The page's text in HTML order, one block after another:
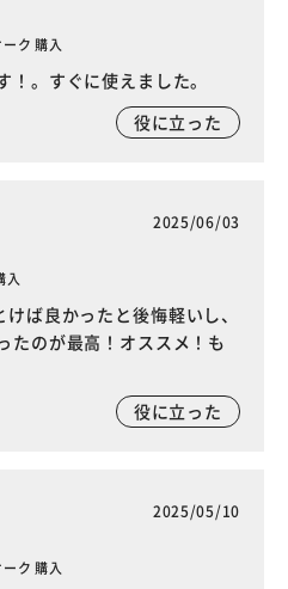
ク 購入
。すぐに使えました。
役に立った
2025/06/03
入
ば良かったと後悔軽いし、
たのが最高！オススメ！も
役に立った
2025/05/10
ク 購入